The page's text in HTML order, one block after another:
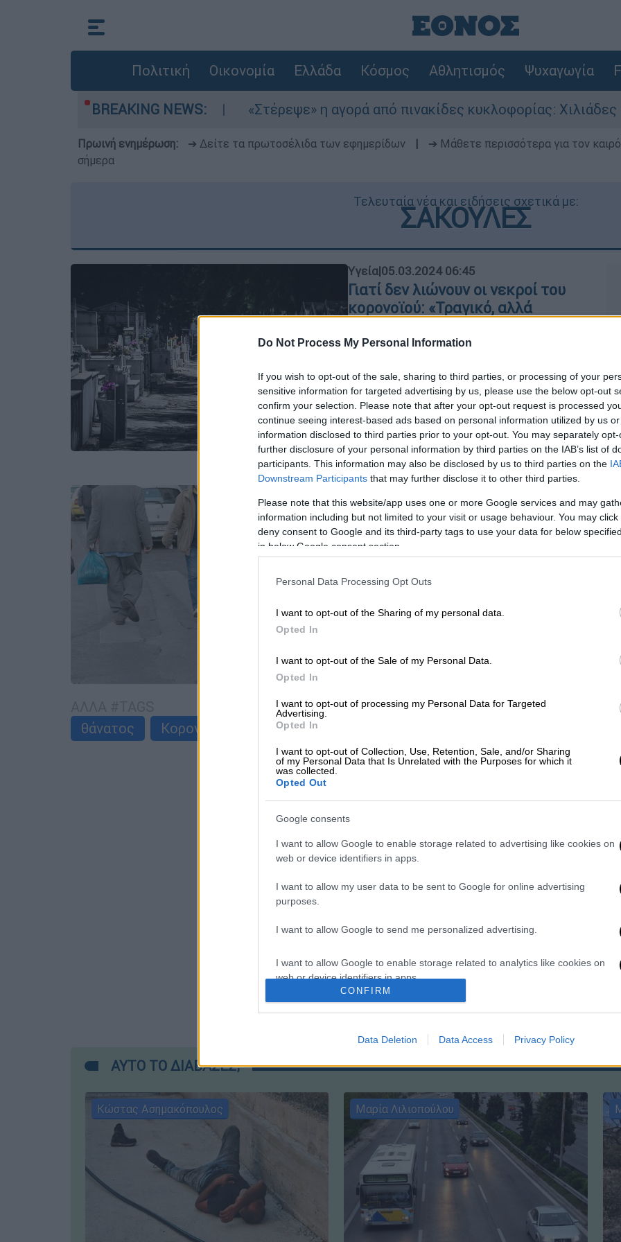
Do Not Process My Personal Information
If you wish to opt-out of the sale, sharing to third parties, or processing of your
sensitive information for targeted advertising by us, please use the below opt-out
confirm your selection. Please note that after your opt-out request is processed
continue seeing interest-based ads based on personal information utilized by us
information disclosed to third parties prior to your opt-out. You may separately
further disclosure of your personal information by third parties on the IAB’s list of
participants. This information may also be disclosed by us to third parties on the
Downstream Participants that may further disclose it to other third parties.
Please note that this website/app uses one or more Google services and may
information including but not limited to your visit or usage behaviour. You may
deny consent to Google and its third-party tags to use your data for below
in below Google consent section.
Personal Data Processing Opt Outs
I want to opt-out of the Sharing of my personal data.
Opted In
I want to opt-out of the Sale of my Personal Data.
Opted In
I want to opt-out of processing my Personal Data for Targeted
Advertising.
Opted In
I want to opt-out of Collection, Use, Retention, Sale, and/or Sharing
of my Personal Data that Is Unrelated with the Purposes for which it
was collected.
Opted Out
Google consents
I want to allow Google to enable storage related to advertising like cookies on
web or device identifiers in apps.
I want to allow my user data to be sent to Google for online advertising
purposes.
I want to allow Google to send me personalized advertising.
I want to allow Google to enable storage related to analytics like cookies on
web or device identifiers in apps.
I want to allow Google to enable storage related to functionality of the website
I want to allow Google to enable storage related to personalization.
authentication functionality and fraud prevention, and other user protection.
CONFIRM
Data Deletion Data Access Privacy Policy
Πολιτική Οικονομία Ελλάδα Κόσμος Αθλητισμός Ψυχαγωγία
BREAKING NEWS:
μελτέμια στο Αιγαίο «Στέρεψε» η αγορά από πινακίδες κυκλοφορίας: Χιλιάδες
Πρωινή ενημέρωση: ➔ Δείτε τα πρωτοσέλιδα των εφημερίδων ➔ Μάθετε περισσότερα για τον
σήμερα
Τελευταία νέα και ειδήσεις σχετικά με:
ΣΑΚΟΥΛΕΣ
Υγεία|05.03.2024 06:45
Γιατί δεν λιώνουν οι νεκροί του
κορονοϊού: «Τραγικό, αλλά
Γουργουλιάνης
Όπως αναφέρει ο καθηγητής
Πνευμονολογίας του Πανεπιστημίου
Θεσσαλίας, η βασική αιτία γι’ αυτό
είναι ότι οι σοροί μπήκαν στα
φέρετρα καλυμμένοι από πλαστικές ή
νάιλον σακούλες
Κόσμος|25.10.2018 22:14
στην ΕΕ
Το πρόβλημα δεν ξεκινά από την
θάνατος
Κορονοϊός νεκροί
ΑΥΤΟ ΤΟ ΔΙΑΒΑΣΕΣ;
Κώστας Ασημακόπουλος Μαρία Λιλιοπούλου